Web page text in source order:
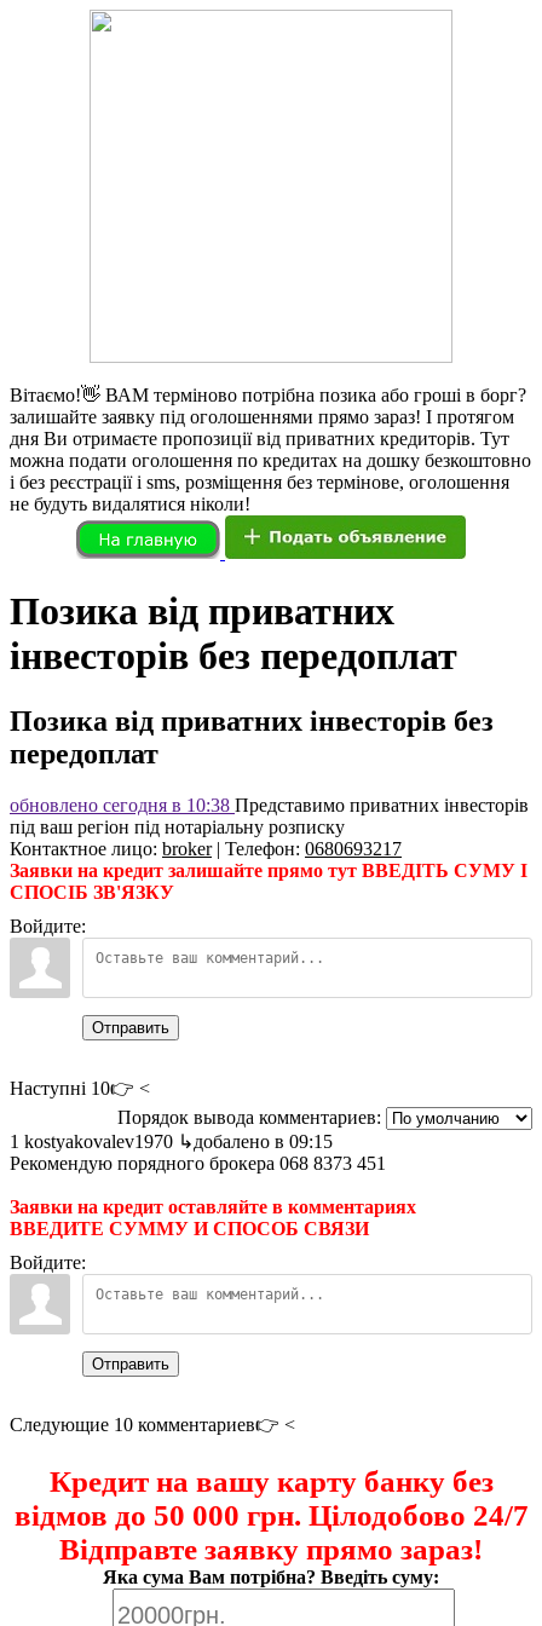
Вітаємо!👋 ВАМ терміново потрібна позика або гроші в борг?
залишайте заявку під оголошеннями прямо зараз! І протягом
дня Ви отримаєте пропозиції від приватних кредиторів. Тут
можна подати оголошення по кредитах на дошку безкоштовно
і без реєстрації і sms, розміщення без термінове, оголошення
не будуть видалятися ніколи!
Позика від приватних
інвесторів без передоплат
Позика від приватних інвесторів без
передоплат
обновлено сегодня в 10:38 Представимо приватних інвесторів
під ваш регіон під нотаріальну розписку
Контактное лицо: broker | Телефон: 0680693217
Заявки на кредит залишайте прямо тут ВВЕДІТЬ СУМУ І
СПОСІБ ЗВ'ЯЗКУ
Войдите:
Отправить
Наступні 10👉 <
Порядок вывода комментариев:
1 kostyakovalev1970 ↳добалено в 09:15
Рекомендую порядного брокера 068 8373 451
Заявки на кредит оставляйте в комментариях
ВВЕДИТЕ СУММУ И СПОСОБ СВЯЗИ
Войдите:
Отправить
Следующие 10 комментариев👉 <
Кредит на вашу карту банку без
відмов до 50 000 грн. Цілодобово 24/7
Відправте заявку прямо зараз!
Яка сума Вам потрібна? Введіть суму: